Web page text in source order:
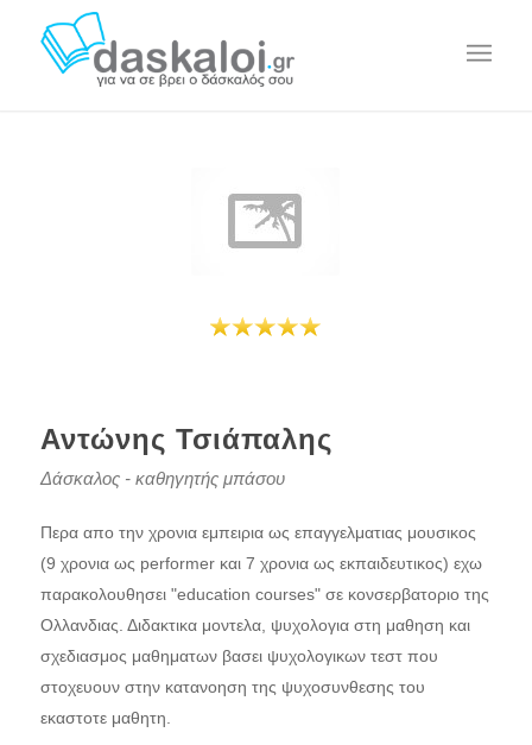
Αντώνης Τσιάπαλης
Δάσκαλος - καθηγητής μπάσου
Περα απο την χρονια εμπειρια ως επαγγελματιας μουσικος
(9 χρονια ως performer και 7 χρονια ως εκπαιδευτικος) εχω
παρακολουθησει "education courses" σε κονσερβατοριο της
Ολλανδιας. Διδακτικα μοντελα, ψυχολογια στη μαθηση και
σχεδιασμος μαθηματων βασει ψυχολογικων τεστ που
στοχευουν στην κατανοηση της ψυχοσυνθεσης του
εκαστοτε μαθητη.